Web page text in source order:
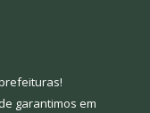
!
garantimos em